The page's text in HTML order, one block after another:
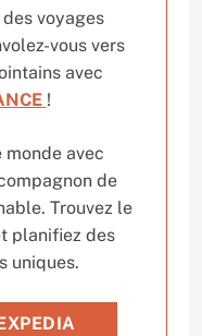
voyages
vous vers
avec
!
monde avec
de
Trouvez le
planifiez des
uniques.